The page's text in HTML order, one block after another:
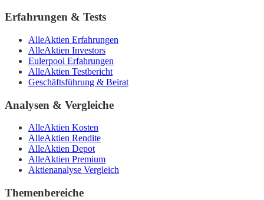
Erfahrungen & Tests
AlleAktien Erfahrungen
AlleAktien Investors
Eulerpool Erfahrungen
AlleAktien Testbericht
Geschäftsführung & Beirat
Analysen & Vergleiche
AlleAktien Kosten
AlleAktien Rendite
AlleAktien Depot
AlleAktien Premium
Aktienanalyse Vergleich
Themenbereiche